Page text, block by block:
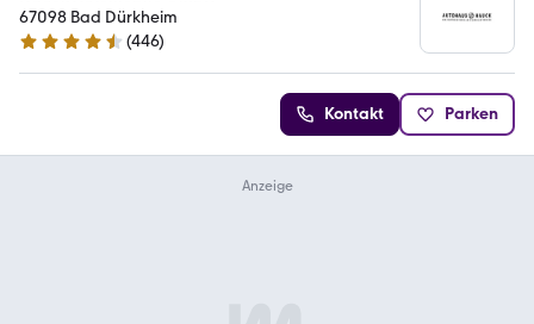
67098 Bad Dürkheim
4.4 Sterne
(446)
Kontakt Parken